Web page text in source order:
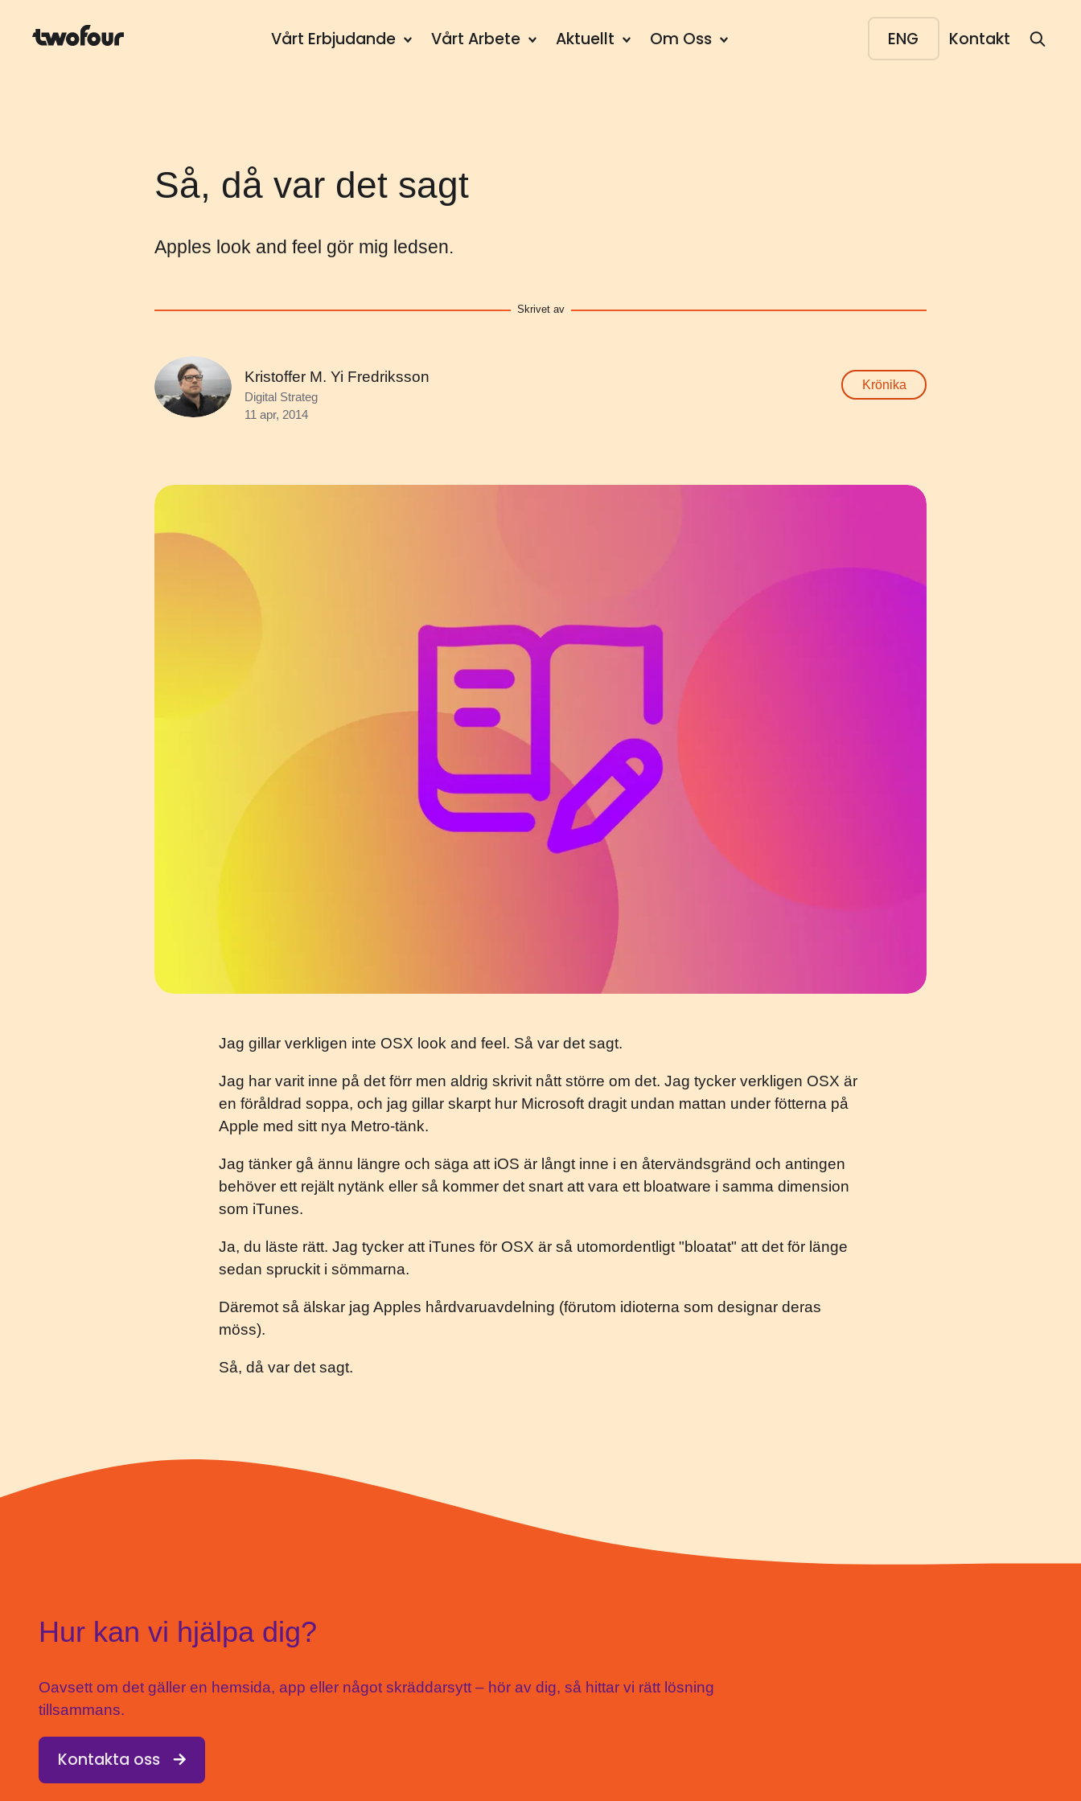
Vårt Erbjudande Vårt Arbete Aktuellt Om Oss ENG Kontakt
Så, då var det sagt
Apples look and feel gör mig ledsen.
Skrivet av
Kristoffer M. Yi Fredriksson
Digital Strateg
11 apr, 2014
Krönika
Jag gillar verkligen inte OSX look and feel. Så var det sagt.
Jag har varit inne på det förr men aldrig skrivit nått större om det. Jag tycker verkligen OSX är
en föråldrad soppa, och jag gillar skarpt hur Microsoft dragit undan mattan under fötterna på
Apple med sitt nya Metro-tänk.
Jag tänker gå ännu längre och säga att iOS är långt inne i en återvändsgränd och antingen
behöver ett rejält nytänk eller så kommer det snart att vara ett bloatware i samma dimension
som iTunes.
Ja, du läste rätt. Jag tycker att iTunes för OSX är så utomordentligt "bloatat" att det för länge
sedan spruckit i sömmarna.
Däremot så älskar jag Apples hårdvaruavdelning (förutom idioterna som designar deras
möss).
Så, då var det sagt.
Hur kan vi hjälpa dig?
Oavsett om det gäller en hemsida, app eller något skräddarsytt – hör av dig, så hittar vi rätt lösning
tillsammans.
Kontakta oss